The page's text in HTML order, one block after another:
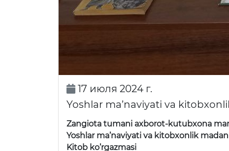
17 июля 2024 г.
Yoshlar ma’naviyati va
Zangiota tumani axborot-kutubxona
Yoshlar ma’naviyati va kitobxonlik
Kitob ko’rgazmasi